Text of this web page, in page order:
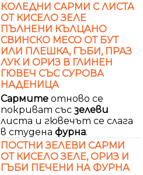
КОЛЕДНИ САРМИ С ЛИСТА
ОТ КИСЕЛО ЗЕЛЕ
ПЪЛНЕНИ КЪЛЦАНО
СВИНСКО МЕСО ОТ БУТ
ИЛИ ПЛЕШКА, ГЪБИ, ПРАЗ
ЛУК И ОРИЗ В ГЛИНЕН
ГЮВЕЧ СЪС СУРОВА
НАДЕНИЦА
Сармите отново се
покриват със зелеви
листа и гювечът се слага
в студена фурна.
ПОСТНИ ЗЕЛЕВИ САРМИ
ОТ КИСЕЛО ЗЕЛЕ, ОРИЗ И
ГЪБИ ПЕЧЕНИ НА ФУРНА